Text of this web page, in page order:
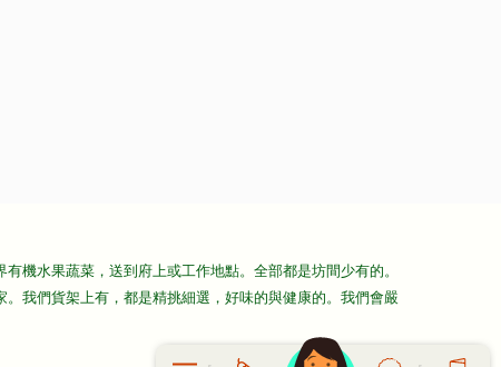
機水果蔬菜，送到府上或工作地點。全部都是坊間少有的。
我們貨架上有，都是精挑細選，好味的與健康的。我們會嚴